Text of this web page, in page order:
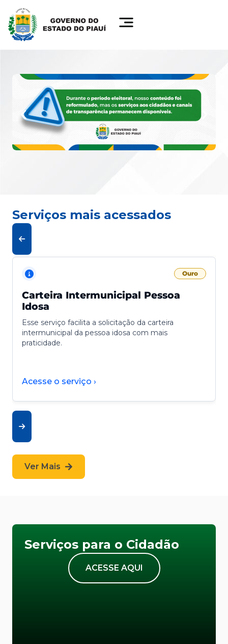
Serviços mais acessados
Ouro
Carteira Intermunicipal Pessoa
Idosa
Esse serviço facilita a solicitação da carteira
intermunicipal da pessoa idosa com mais
praticidade.
Acesse o serviço ›
Ver Mais
Serviços para o Cidadão
ACESSE AQUI